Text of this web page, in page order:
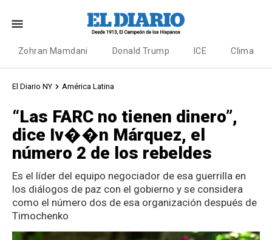
Zohran Mamdani Donald Trump ICE Clima
El Diario NY América Latina
“Las FARC no tienen dinero”,
dice Iv��n Márquez, el
número 2 de los rebeldes
Es el líder del equipo negociador de esa guerrilla en
los diálogos de paz con el gobierno y se considera
como el número dos de esa organización después de
Timochenko